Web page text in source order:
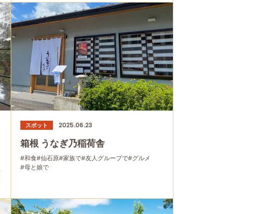
スポット 2025.06.23
箱根 うなぎ乃稲荷舎
#和食#仙石原#家族で#友人グループで#グルメ
#母と娘で